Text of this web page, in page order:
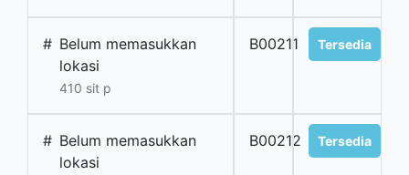
# Belum memasukkan
lokasi
410 sit p
B00211 Tersedia
# Belum memasukkan
lokasi
B00212 Tersedia